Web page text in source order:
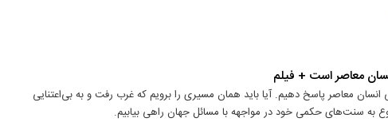
معاصر است + فیلم
معاصر پاسخ دهیم. آیا باید همان مسیری را برویم که غرب رفت و به بی‌اعتنایی
به سنت‌های حکمی خود در مواجهه با مسائل جهان راهی بیابیم.